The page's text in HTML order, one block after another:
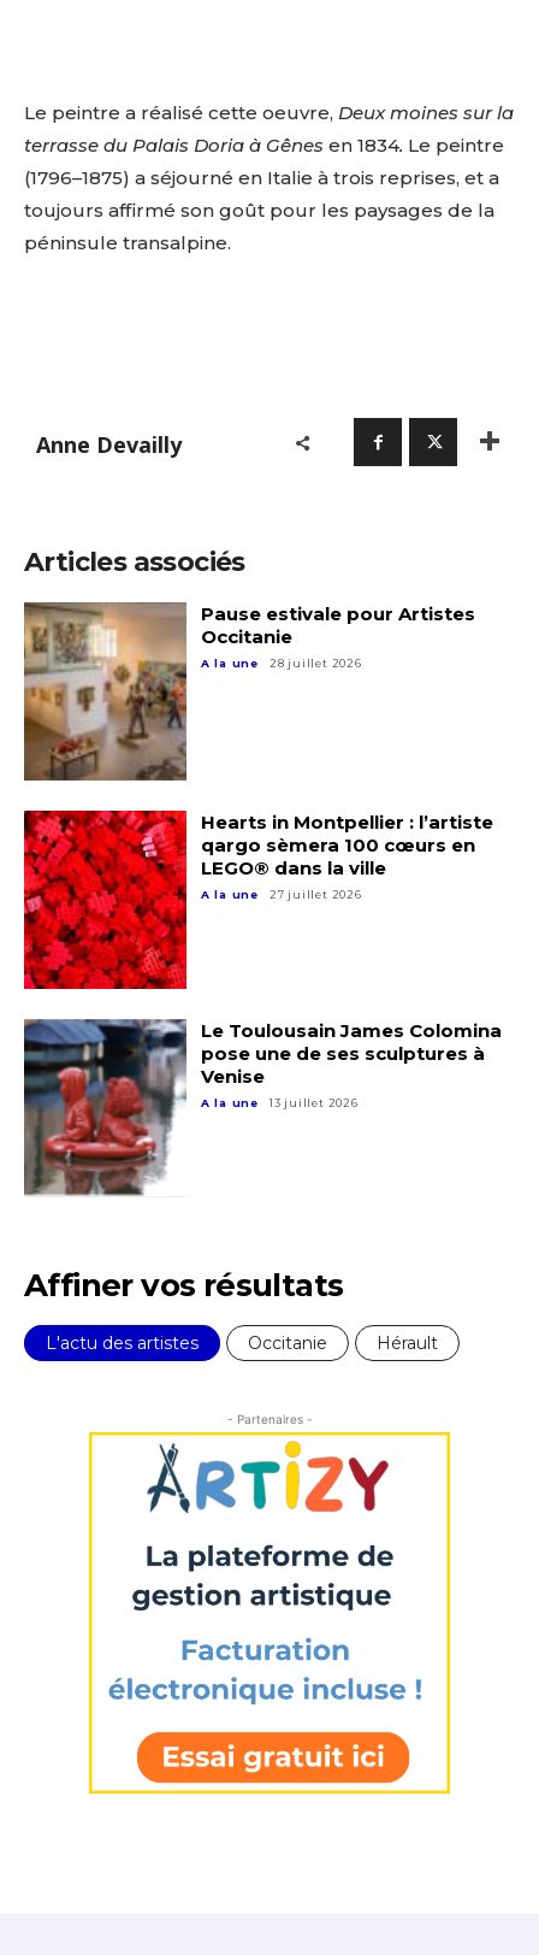
Adresse email*
Statut / Organisation
termes et conditions
Adresse email*
Statut / Organisation
Le peintre a réalisé cette oeuvre, Deux moines sur la
terrasse du Palais Doria à Gênes en 1834. Le peintre
(1796–1875) a séjourné en Italie à trois reprises, et a
toujours affirmé son goût pour les paysages de la
péninsule transalpine.
Anne Devailly
Articles associés
Pause estivale pour Artistes
Occitanie
A la une 28 juillet 2026
Hearts in Montpellier : l’artiste
qargo sèmera 100 cœurs en
LEGO® dans la ville
A la une 27 juillet 2026
Le Toulousain James Colomina
pose une de ses sculptures à
Venise
A la une 13 juillet 2026
Affiner vos résultats
L'actu des artistes Occitanie Hérault
- Partenaires -